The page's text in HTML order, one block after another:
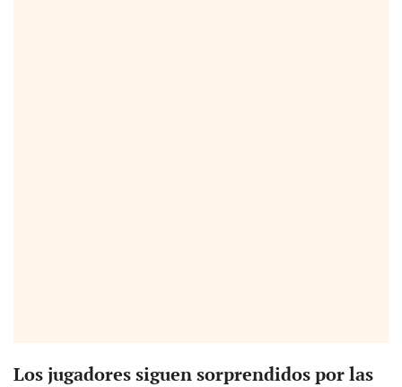
Los jugadores siguen sorprendidos por las